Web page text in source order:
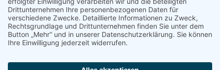
freuen uns über euer Feedback in den Kommentaren. Ihr habt Themen-
Wünsche? Ihr wollt mehr über ein bestimmtes Unternehmen wissen? Ihr
wollt noch mehr kontroverse Diskussionen und andersartige News?
Perfekt! Teilt es uns mit und wir werden unser Bestes geben, um unsere
News noch weiter in eure Richtung zu entwickeln.